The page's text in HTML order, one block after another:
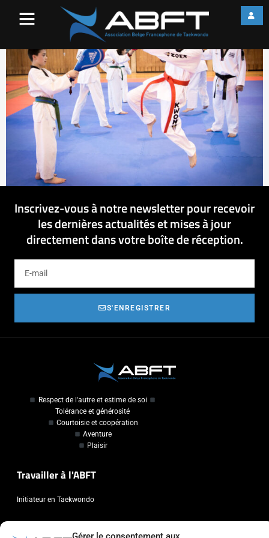
Inscrivez-vous à notre newsletter pour recevoir
les dernières actualités et mises à jour
directement dans votre boîte de réception.
S'ENREGISTRER
Respect de l'autre et estime de soi
Tolérance et générosité
Courtoisie et coopération
Aventure
Plaisir
Travailler à l'ABFT
Initiateur en Taekwondo